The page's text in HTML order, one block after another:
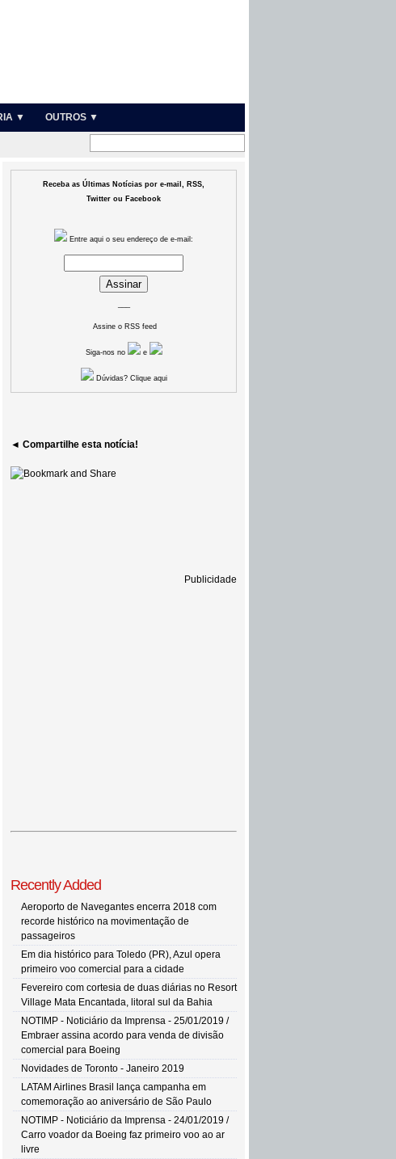
▼ OUTROS ▼
Receba as Últimas Notícias por e-mail, RSS,
Twitter ou Facebook
Entre aqui o seu endereço de e-mail:
Assine o RSS feed
Siga-nos no e
Dúvidas? Clique aqui
◄ Compartilhe esta notícia!
Publicidade
Recently Added
Aeroporto de Navegantes encerra 2018 com
recorde histórico na movimentação de
passageiros
Em dia histórico para Toledo (PR), Azul opera
primeiro voo comercial para a cidade
Fevereiro com cortesia de duas diárias no Resort
Village Mata Encantada, litoral sul da Bahia
NOTIMP - Noticiário da Imprensa - 25/01/2019 /
Embraer assina acordo para venda de divisão
comercial para Boeing
Novidades de Toronto - Janeiro 2019
LATAM Airlines Brasil lança campanha em
comemoração ao aniversário de São Paulo
NOTIMP - Noticiário da Imprensa - 24/01/2019 /
Carro voador da Boeing faz primeiro voo ao ar
livre